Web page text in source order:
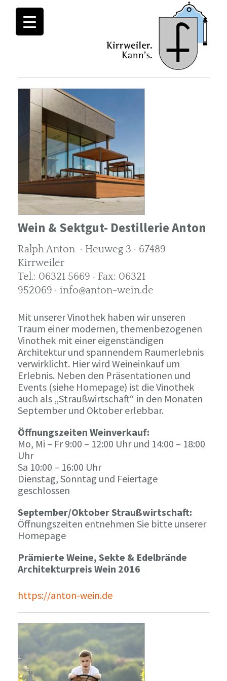
Wein & Sektgut- Destillerie Anton
Ralph Anton · Heuweg 3 · 67489
Kirrweiler
Tel.: 06321 5669 · Fax: 06321
952069 · info@anton-wein.de
Mit unserer Vinothek haben wir unseren
Traum einer modernen, themenbezogenen
Vinothek mit einer eigenständigen
Architektur und spannendem Raumerlebnis
verwirklicht. Hier wird Weineinkauf um
Erlebnis. Neben den Präsentationen und
Events (siehe Homepage) ist die Vinothek
auch als „Straußwirtschaft“ in den Monaten
September und Oktober erlebbar.
Öffnungszeiten Weinverkauf:
Mo, Mi – Fr 9:00 – 12:00 Uhr und 14:00 – 18:00
Uhr
Sa 10:00 – 16:00 Uhr
Dienstag, Sonntag und Feiertage
geschlossen
September/Oktober Straußwirtschaft:
Öffnungszeiten entnehmen Sie bitte unserer
Homepage
Prämierte Weine, Sekte & Edelbrände
Architekturpreis Wein 2016
https://anton-wein.de